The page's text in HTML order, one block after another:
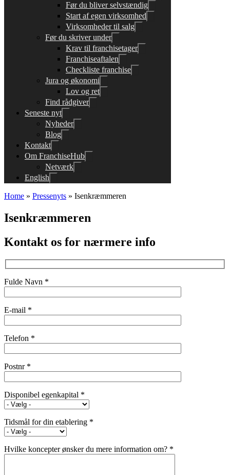
Før du bliver selvstændig
Start af egen virksomhed
Virksomheder til salg
Før du skriver under
Krav til franchisetager
Franchiseaftalen
Checkliste franchise
Jura og økonomi
Lov og ret
Find rådgiver
Seneste nyt
Nyheder
Blog
Kontakt
Om FranchiseHub
Netværk
English
Home » Pressenyts » Isenkræmmeren
Isenkræmmeren
Kontakt os for nærmere info
Fulde Navn *
E-mail *
Telefon *
Postnr *
Disponibel egenkapital *
Tidsmål for din etablering *
Hvilke koncepter ønsker du mere information om? *